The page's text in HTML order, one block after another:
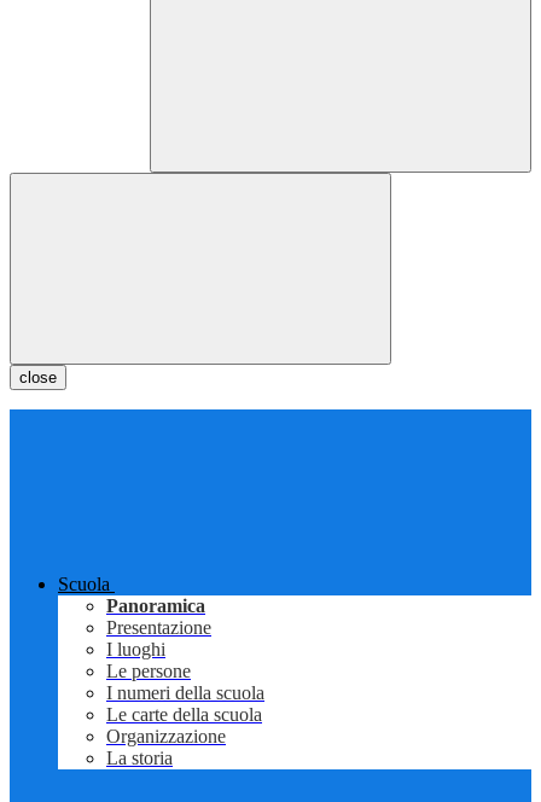
close
Scuola
Panoramica
Presentazione
I luoghi
Le persone
I numeri della scuola
Le carte della scuola
Organizzazione
La storia